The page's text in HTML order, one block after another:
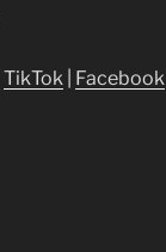
⁠⁠⁠⁠⁠⁠⁠⁠⁠⁠⁠⁠⁠⁠⁠⁠⁠⁠⁠⁠⁠⁠⁠TikTok⁠⁠⁠⁠⁠⁠⁠⁠⁠⁠⁠⁠⁠⁠⁠⁠⁠⁠⁠⁠⁠⁠⁠ ⁠⁠⁠⁠⁠⁠⁠⁠⁠⁠⁠⁠⁠⁠⁠⁠⁠⁠⁠⁠⁠⁠⁠Facebook⁠⁠⁠⁠⁠⁠⁠⁠⁠⁠⁠⁠⁠⁠⁠⁠⁠⁠⁠⁠⁠⁠⁠